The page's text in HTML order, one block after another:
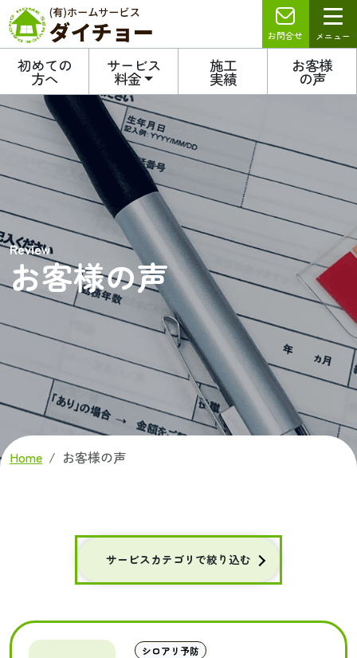
お問合せ メニュー
初めての
方へ
サービス
料金
施工
実績
お客様
の声
Review
お客様の声
Home お客様の声
サービスカテゴリで絞り込む
シロアリ予防